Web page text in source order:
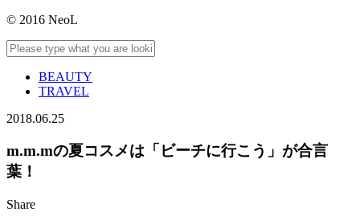
© 2016 NeoL
BEAUTY
TRAVEL
2018.06.25
m.m.mの夏コスメは「ビーチに行こう」が合言
葉！
Share